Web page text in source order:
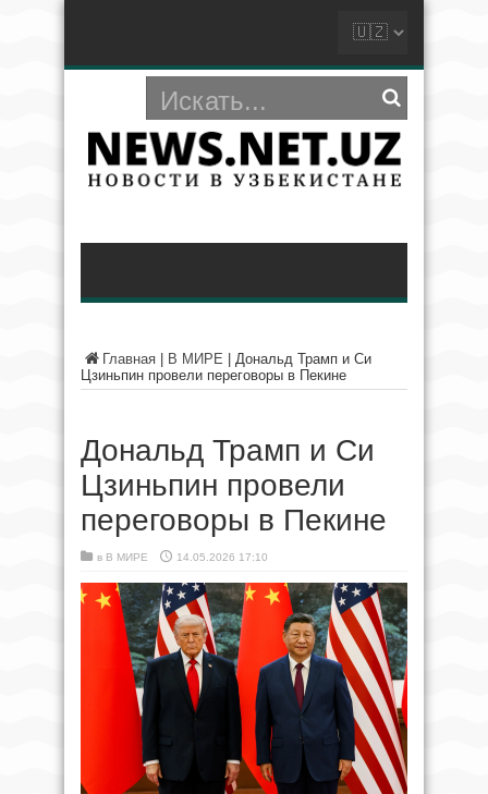
Главная В МИРЕ
Дональд Трамп и Си
Цзиньпин провели переговоры в Пекине
Дональд Трамп и Си
Цзиньпин провели
переговоры в Пекине
в В МИРЕ 14.05.2026 17:10